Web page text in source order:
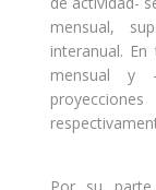
mensual,
interanual.
mensual y